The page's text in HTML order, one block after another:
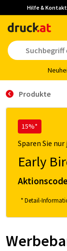
Hilfe & Kontakt
Produkte
15%*
Sparen Sie
Early
* Detail-